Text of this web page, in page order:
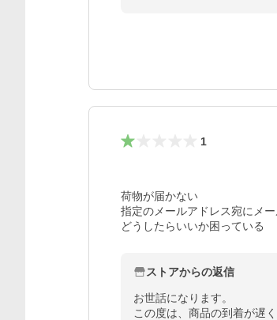
1
荷物が届かない
指定のメールアドレス宛にメ
どうしたらいいか困っている
ストアからの返信
お世話になります。
この度は、商品の到着が遅